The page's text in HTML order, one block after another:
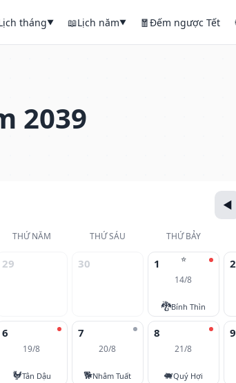
tháng▼ 📖Lịch năm▼ 🧧Đếm ngược Tết
2039
THỨ NĂM THỨ SÁU THỨ BẢY
29 30 ⭐
1
14/8
🐉Bính Thìn
2
6
19/8
🐓Tân Dậu
7
20/8
🐕Nhâm Tuất
8
21/8
🐖Quý Hợi
9